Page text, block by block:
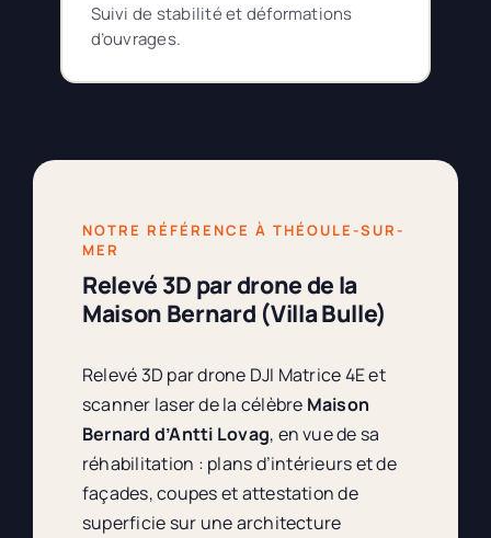
Suivi de stabilité et déformations
d’ouvrages.
NOTRE RÉFÉRENCE À THÉOULE-SUR-
MER
Relevé 3D par drone de la
Maison Bernard (Villa Bulle)
Relevé 3D par drone DJI Matrice 4E et
scanner laser de la célèbre Maison
Bernard d’Antti Lovag, en vue de sa
réhabilitation : plans d’intérieurs et de
façades, coupes et attestation de
superficie sur une architecture